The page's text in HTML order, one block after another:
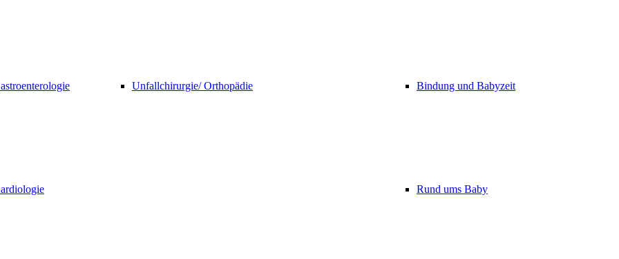
Unfallchirurgie/ Orthopädie Bindung und Babyzeit
Rund ums Baby